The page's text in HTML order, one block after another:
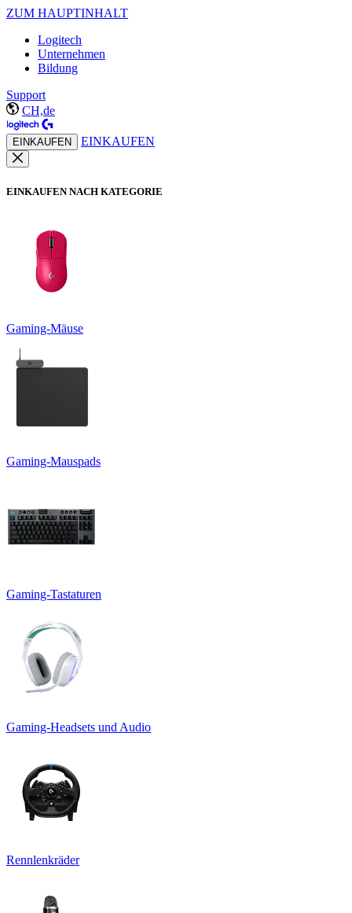
ZUM HAUPTINHALT
Logitech
Unternehmen
Bildung
Support
CH,de
EINKAUFEN EINKAUFEN
EINKAUFEN NACH KATEGORIE
Gaming-Mäuse
Gaming-Mauspads
Gaming-Tastaturen
Gaming-Headsets und Audio
Rennlenkräder